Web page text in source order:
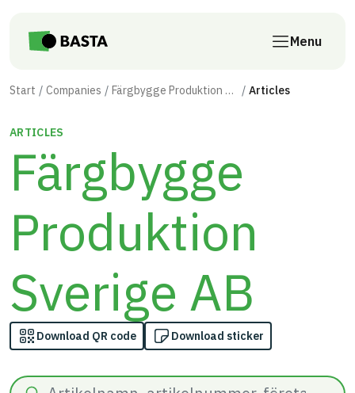
Menu
Start Companies Färgbygge Produktion Sverige AB Articles
ARTICLES
Färgbygge
Produktion
Sverige AB
Download QR code Download sticker